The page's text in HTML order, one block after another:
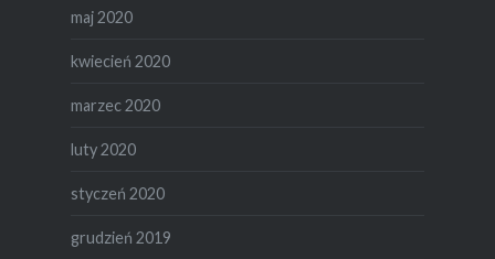
maj 2020
kwiecień 2020
marzec 2020
luty 2020
styczeń 2020
grudzień 2019